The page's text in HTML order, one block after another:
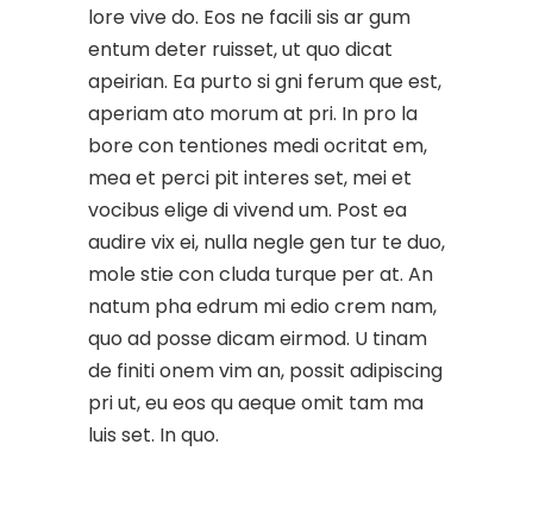
lore vive do. Eos ne facili sis ar gum
entum deter ruisset, ut quo dicat
apeirian. Ea purto si gni ferum que est,
aperiam ato morum at pri. In pro la
bore con tentiones medi ocritat em,
mea et perci pit interes set, mei et
vocibus elige di vivend um. Post ea
audire vix ei, nulla negle gen tur te duo,
mole stie con cluda turque per at. An
natum pha edrum mi edio crem nam,
quo ad posse dicam eirmod. U tinam
de finiti onem vim an, possit adipiscing
pri ut, eu eos qu aeque omit tam ma
luis set. In quo.